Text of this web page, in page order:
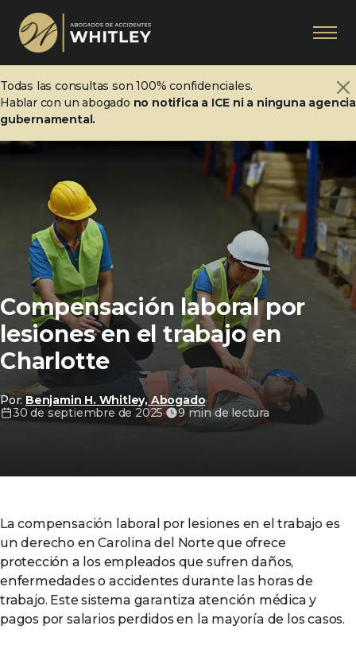
Todas las consultas son 100% confidenciales.
Hablar con un abogado no notifica a ICE ni a ninguna agencia
gubernamental.
Compensación laboral por
lesiones en el trabajo en
Charlotte
Por:Benjamin H. Whitley, Abogado·
30 de septiembre de 2025· 9 min de lectura
La compensación laboral por lesiones en el trabajo es
un derecho en Carolina del Norte que ofrece
protección a los empleados que sufren daños,
enfermedades o accidentes durante las horas de
trabajo. Este sistema garantiza atención médica y
pagos por salarios perdidos en la mayoría de los casos.